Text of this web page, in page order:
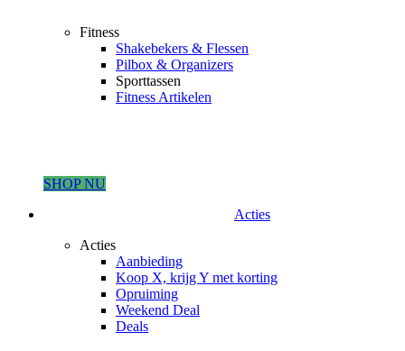
Fitness
Shakebekers & Flessen
Pilbox & Organizers
Sporttassen
Fitness Artikelen
SHOP NU
Acties
Acties
Aanbieding
Koop X, krijg Y met korting
Opruiming
Weekend Deal
Deals